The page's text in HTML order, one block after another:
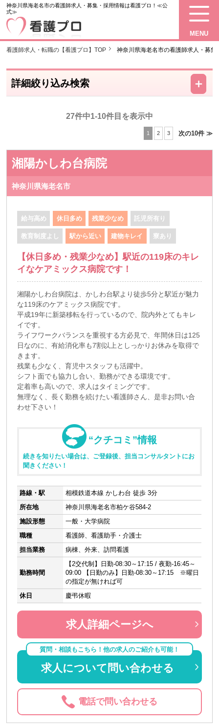
神奈川県海老名市の看護師求人・募集・採用情報は看護プロ！≪公
式≫
MENU
看護師求人・転職の【看護プロ】TOP 神奈川県海老名市の看護師求人・募集
詳細絞り込み検索 －
＋
27件中1-10件目を表示中
1 2 3 次の10件 ≫
湘陽かしわ台病院
神奈川県海老名市
給与高め 休日多め 残業少なめ 託児所有り
教育制度よし 駅から近い 建物キレイ 寮あり
【休日多め・残業少なめ】駅近の119床のキレ
イなケアミックス病院です！
湘陽かしわ台病院は、かしわ台駅より徒歩5分と駅近が魅力
な119床のケアミックス病院です。
平成19年に新築移転を行っているので、院内外とてもキレ
イです。
ライフワークバランスを重視する方必見で、年間休日は125
日なのに、有給消化率も7割以上としっかりお休みを取得で
きます。
残業も少なく、育児中スタッフも活躍中。
シフト面でも協力し合い、勤務ができる環境です。
定着率も高いので、求人はタイミングです。
無理なく、長く勤務を続けたい看護師さん、是非お問い合
わせ下さい！
“クチコミ”情報
続きを知りたい場合は、ご登録後、担当コンサルタントにお
聞きください！
路線・駅
相模鉄道本線 かしわ台 徒歩 3分
所在地
神奈川県海老名市柏ケ谷584-2
施設形態
一般・大学病院
職種
看護師、看護助手・介護士
担当業務
病棟、外来、訪問看護
勤務時間
【2交代制】日勤-08:30～17:15 / 夜勤-16:45～
09:00 【日勤のみ】日勤-08:30～17:15 ※曜日
の指定が無ければ可
休日
慶弔休暇
求人詳細ページへ
質問・相談もこちら！他の求人のご紹介も可能！
求人について問い合わせる
電話で問い合わせる